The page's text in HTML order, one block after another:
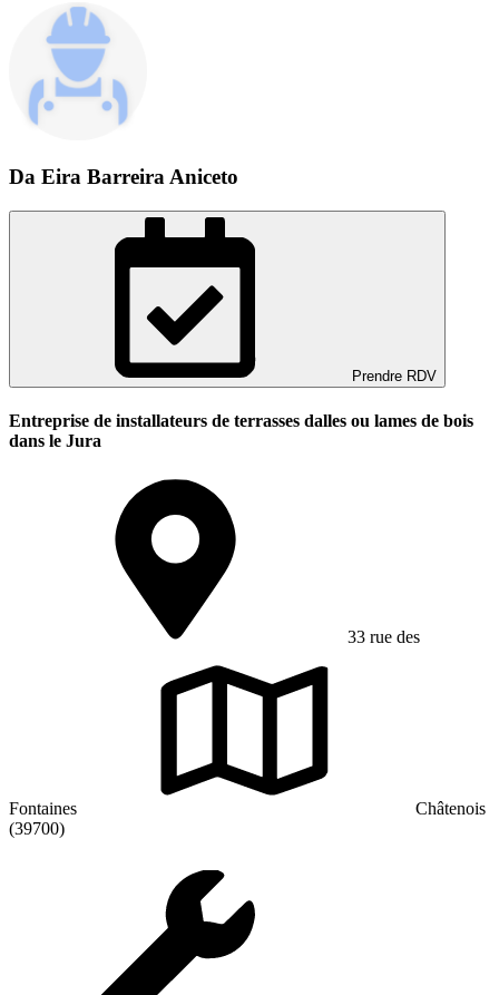
Da Eira Barreira Aniceto
Prendre RDV
Entreprise de installateurs de terrasses dalles ou lames de bois
dans le Jura
33 rue des
Fontaines
Châtenois
(39700)